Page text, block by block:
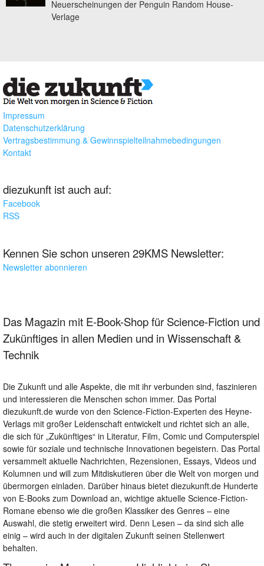
Neuerscheinungen der Penguin Random House-
Verlage
Impressum
Datenschutzerklärung
Vertragsbestimmung & Gewinnspielteilnahmebedingungen
Kontakt
diezukunft ist auch auf:
Facebook
RSS
Kennen Sie schon unseren 29KMS Newsletter:
Newsletter abonnieren
Das Magazin mit E-Book-Shop für Science-Fiction und
Zukünftiges in allen Medien und in Wissenschaft &
Technik
Die Zukunft und alle Aspekte, die mit ihr verbunden sind, faszinieren
und interessieren die Menschen schon immer. Das Portal
diezukunft.de wurde von den Science-Fiction-Experten des Heyne-
Verlags mit großer Leidenschaft entwickelt und richtet sich an alle,
die sich für „Zukünftiges“ in Literatur, Film, Comic und Computerspiel
sowie für soziale und technische Innovationen begeistern. Das Portal
versammelt aktuelle Nachrichten, Rezensionen, Essays, Videos und
Kolumnen und will zum Mitdiskutieren über die Welt von morgen und
übermorgen einladen. Darüber hinaus bietet diezukunft.de Hunderte
von E-Books zum Download an, wichtige aktuelle Science-Fiction-
Romane ebenso wie die großen Klassiker des Genres – eine
Auswahl, die stetig erweitert wird. Denn Lesen – da sind sich alle
einig – wird auch in der digitalen Zukunft seinen Stellenwert
behalten.